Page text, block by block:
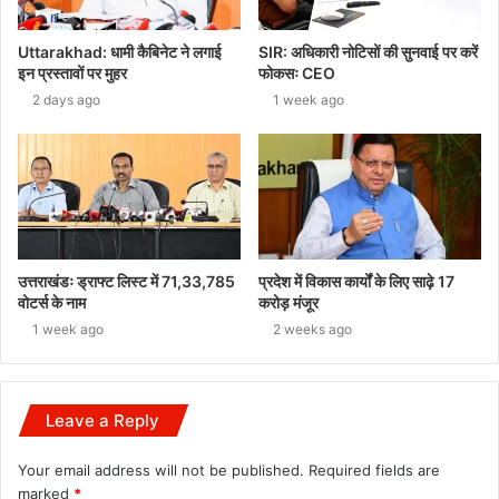
Uttarakhad: धामी कैबिनेट ने लगाई
इन प्रस्तावों पर मुहर
2 days ago
SIR: अधिकारी नोटिसों की सुनवाई पर करें
फोकसः CEO
1 week ago
उत्तराखंडः ड्राफ्ट लिस्ट में 71,33,785
वोटर्स के नाम
1 week ago
प्रदेश में विकास कार्यों के लिए साढ़े 17
करोड़ मंजूर
2 weeks ago
Leave a Reply
Your email address will not be published. Required fields are
marked *